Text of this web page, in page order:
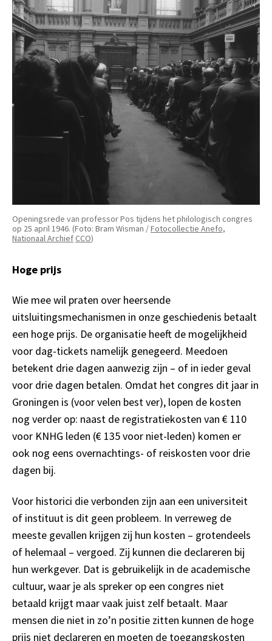
Openingsrede van professor Pos tijdens het philologisch congres
op 25 april 1946. (Foto: Bram Wisman /Fotocollectie Anefo,
Nationaal ArchiefCCO)
Hoge prijs
Wie mee wil praten over heersende
uitsluitingsmechanismen in onze geschiedenis betaalt
een hoge prijs. De organisatie heeft de mogelijkheid
voor dag-tickets namelijk genegeerd. Meedoen
betekent drie dagen aanwezig zijn – of in ieder geval
voor drie dagen betalen. Omdat het congres dit jaar in
Groningen is (voor velen best ver), lopen de kosten
nog verder op: naast de registratiekosten van € 110
voor KNHG leden (€ 135 voor niet-leden) komen er
ook nog eens overnachtings- of reiskosten voor drie
dagen bij.
Voor historici die verbonden zijn aan een universiteit
of instituut is dit geen probleem. In verreweg de
meeste gevallen krijgen zij hun kosten – grotendeels
of helemaal – vergoed. Zij kunnen die declareren bij
hun werkgever. Dat is gebruikelijk in de academische
cultuur, waar je als spreker op een congres niet
betaald krijgt maar vaak juist zelf betaalt. Maar
mensen die niet in zo’n positie zitten kunnen de hoge
prijs niet declareren en moeten de toegangskosten